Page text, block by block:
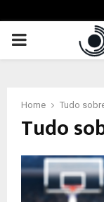
PRIMARY
Home Tudo
Tudo